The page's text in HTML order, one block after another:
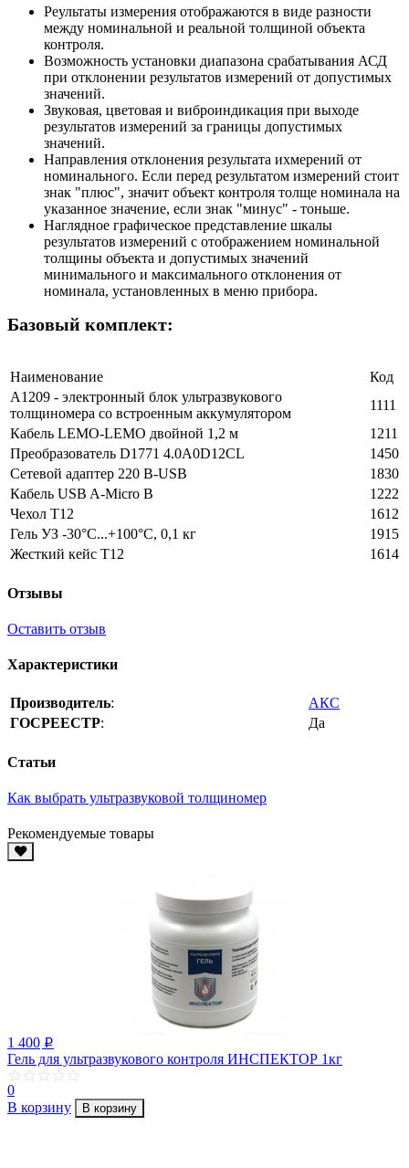
Реультаты измерения отображаются в виде разности
между номинальной и реальной толщиной объекта
контроля.
Возможность установки диапазона срабатывания АСД
при отклонении результатов измерений от допустимых
значений.
Звуковая, цветовая и виброиндикация при выходе
результатов измерений за границы допустимых
значений.
Направления отклонения результата ихмерений от
номинального. Если перед результатом измерений стоит
знак "плюс", значит объект контроля толще номинала на
указанное значение, если знак "минус" - тоньше.
Наглядное графическое представление шкалы
результатов измерений с отображением номинальной
толщины объекта и допустимых значений
минимального и максимального отклонения от
номинала, установленных в меню прибора.
Базовый комплект:
Наименование
Код
A1209 - электронный блок ультразвукового
толщиномера со встроенным аккумулятором
1111
Кабель LEMO-LEMO двойной 1,2 м
1211
Преобразователь D1771 4.0A0D12CL
1450
Сетевой адаптер 220 В-USB
1830
Кабель USB A-Micro B
1222
Чехол Т12
1612
Гель УЗ -30°C...+100°C, 0,1 кг
1915
Жесткий кейс Т12
1614
Отзывы
Оставить отзыв
Характеристики
Производитель:
АКС
ГОСРЕЕСТР: Да
Статьи
Как выбрать ультразвуковой толщиномер
Рекомендуемые товары
1 400 p
Гель для ультразвукового контроля ИНСПЕКТОР 1кг
0
В корзину
В корзину